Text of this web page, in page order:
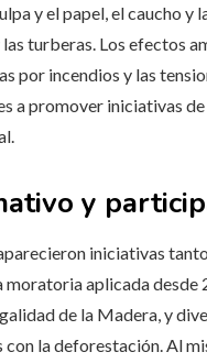
y el papel, el caucho
turberas. Los efectos
por incendios y las
a promover iniciativas
y
iniciativas
aplicada desde
de la Madera, y
con la deforestación. Al